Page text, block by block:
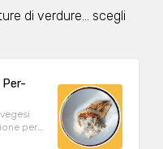
di verdure... scegli
per